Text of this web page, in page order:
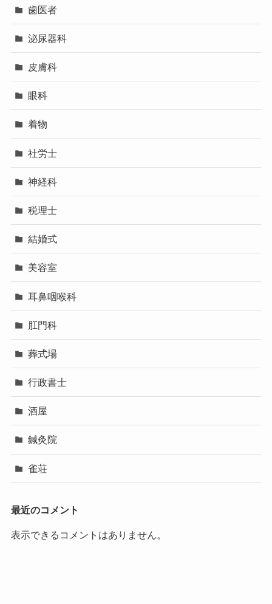
歯医者
泌尿器科
皮膚科
眼科
着物
社労士
神経科
税理士
結婚式
美容室
耳鼻咽喉科
肛門科
葬式場
行政書士
酒屋
鍼灸院
雀荘
最近のコメント
表示できるコメントはありません。